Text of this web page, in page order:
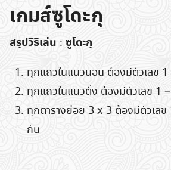
เกมส์ซูโดะกุ
สรุปวิธีเล่น : ซูโดะกุ
ทุกแถวในแนวนอน ต้องมีตัวเลข 1
ทุกแถวในแนวตั้ง ต้องมีตัวเลข 1
ทุกตารางย่อย 3 x 3 ต้องมีตัวเลข
กัน